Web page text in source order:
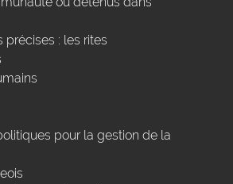
: les rites
pour la gestion de la